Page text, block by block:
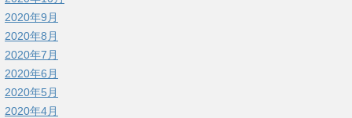
2020年9月
2020年8月
2020年7月
2020年6月
2020年5月
2020年4月